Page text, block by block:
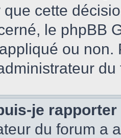
cette
le phpBB
ou non.
du
je
du forum a